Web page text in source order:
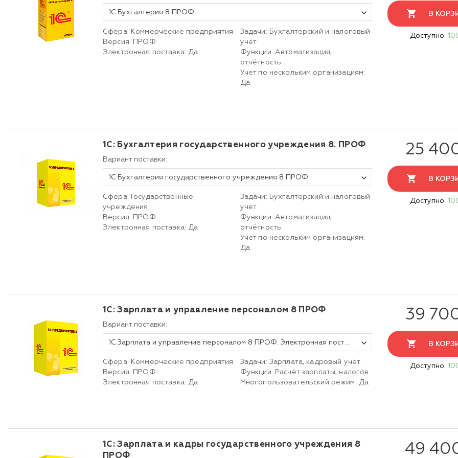
1С:Бухгалтерия 8 ПРОФ
Сфера: Коммерческие предприятия
Версия: ПРОФ
Электронная поставка: Да
Задачи: Бухгалтерский и налоговый
учёт
Функции: Автоматизация,
отчётность
Учет по нескольким организациям:
Да
В
Доступно:
1С: Бухгалтерия государственного учреждения 8. ПРОФ
Вариант поставки:
1С:Бухгалтерия государственного учреждения 8 ПРОФ
Сфера: Государственные
учреждения
Версия: ПРОФ
Электронная поставка: Да
Задачи: Бухгалтерский и налоговый
учёт
Функции: Автоматизация,
отчётность
Учет по нескольким организациям:
Да
25
В
Доступно:
1С: Зарплата и управление персоналом 8 ПРОФ
Вариант поставки:
1С:Зарплата и управление персоналом 8 ПРОФ. Электронная поставка
Сфера: Коммерческие предприятия
Версия: ПРОФ
Электронная поставка: Да
Задачи: Зарплата, кадровый учёт
Функции: Расчёт зарплаты, налогов
Многопользовательский режим: Да
39
В
Доступно:
1С: Зарплата и кадры государственного учреждения 8
ПРОФ
49